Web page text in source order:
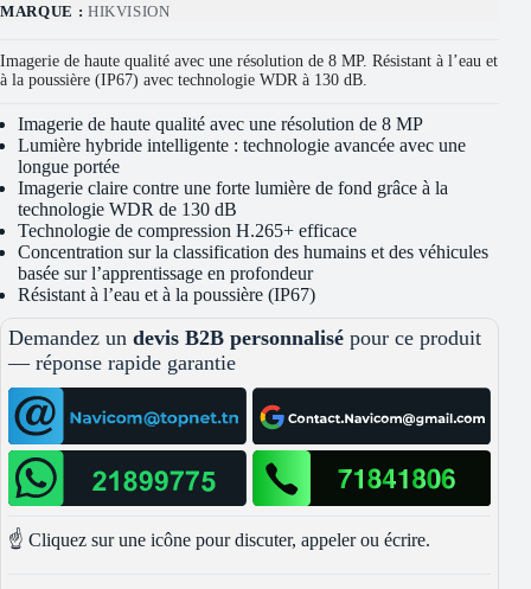
MARQUE : HIKVISION
Imagerie de haute qualité avec une résolution de 8 MP. Résistant à l’eau et
à la poussière (IP67) avec technologie WDR à 130 dB.
Imagerie de haute qualité avec une résolution de 8 MP
Lumière hybride intelligente : technologie avancée avec une
longue portée
Imagerie claire contre une forte lumière de fond grâce à la
technologie WDR de 130 dB
Technologie de compression H.265+ efficace
Concentration sur la classification des humains et des véhicules
basée sur l’apprentissage en profondeur
Résistant à l’eau et à la poussière (IP67)
Demandez un devis B2B personnalisé pour ce produit
— réponse rapide garantie
☝️ Cliquez sur une icône pour discuter, appeler ou écrire.